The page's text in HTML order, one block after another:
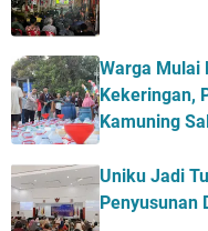
Warga Mulai
Kekeringan,
Kamuning
Uniku Jadi
Penyusunan